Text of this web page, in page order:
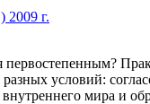
2009 г.
первостепенным?
условий:
мира и